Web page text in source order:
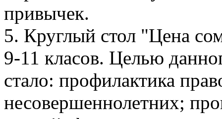
привычек.
5. Круглый стол "Цена
9-11 класов. Целью
стало: профилактика
несовершеннолетних;